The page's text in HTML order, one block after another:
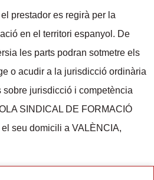
prestador es regirà per la
en el territori espanyol. De
les parts podran sotmetre els
o acudir a la jurisdicció ordinària
jurisdicció i competència
SINDICAL DE FORMACIÓ
seu domicili a VALÈNCIA,